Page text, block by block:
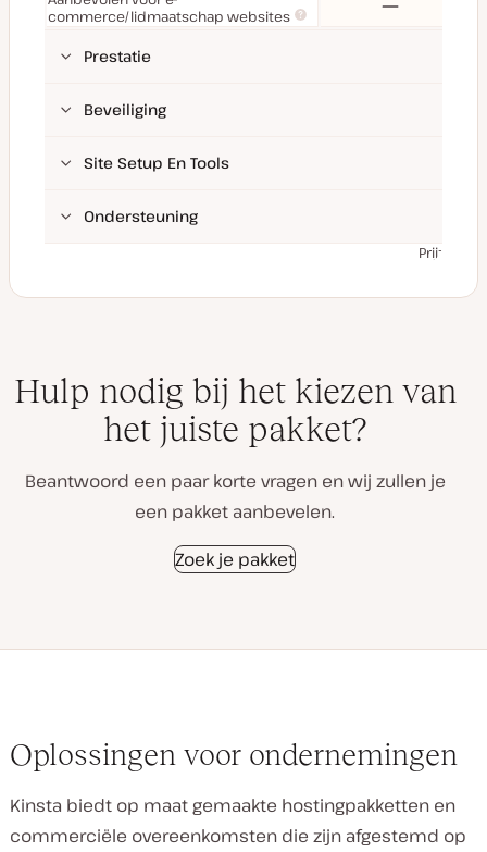
commerce/lidmaatschap websites
Prestatie
Beveiliging
Site Setup En Tools
Ondersteuning
Prijzen
Hulp nodig bij het kiezen van
het juiste pakket?
Beantwoord een paar korte vragen en wij zullen je
een pakket aanbevelen.
Zoek je pakket
Oplossingen voor ondernemingen
Kinsta biedt op maat gemaakte hostingpakketten en
commerciële overeenkomsten die zijn afgestemd op